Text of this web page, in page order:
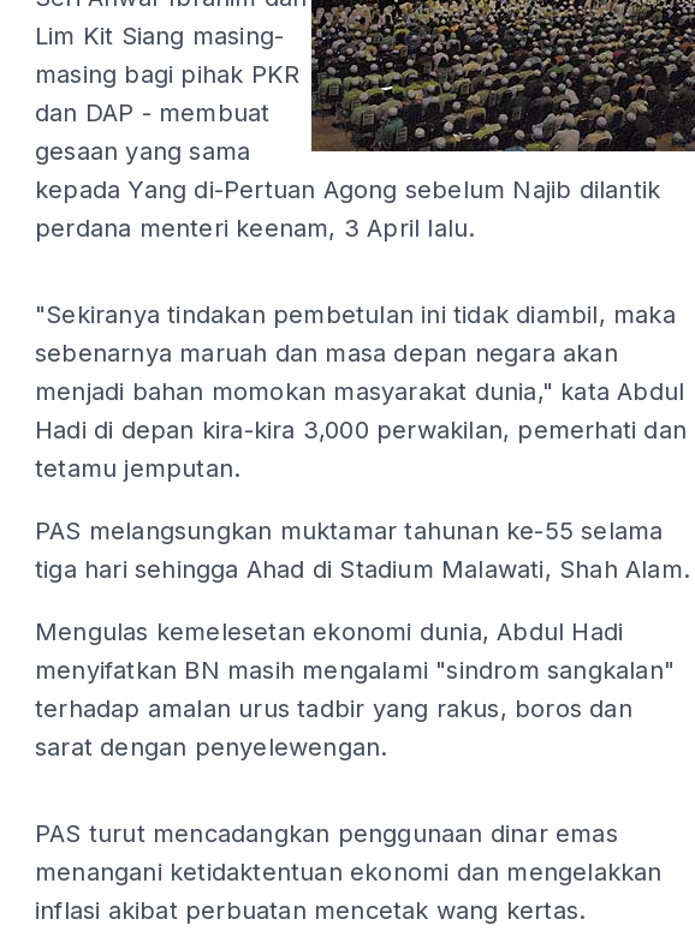
Lim Kit Siang masing-
masing bagi pihak PKR
dan DAP - membuat
gesaan yang sama
kepada Yang di-Pertuan Agong sebelum Najib dilantik
perdana menteri keenam, 3 April lalu.
"Sekiranya tindakan pembetulan ini tidak diambil, maka
sebenarnya maruah dan masa depan negara akan
menjadi bahan momokan masyarakat dunia," kata Abdul
Hadi di depan kira-kira 3,000 perwakilan, pemerhati dan
tetamu jemputan.
PAS melangsungkan muktamar tahunan ke-55 selama
tiga hari sehingga Ahad di Stadium Malawati, Shah Alam.
Mengulas kemelesetan ekonomi dunia, Abdul Hadi
menyifatkan BN masih mengalami "sindrom sangkalan"
terhadap amalan urus tadbir yang rakus, boros dan
sarat dengan penyelewengan.
PAS turut mencadangkan penggunaan dinar emas
menangani ketidaktentuan ekonomi dan mengelakkan
inflasi akibat perbuatan mencetak wang kertas.